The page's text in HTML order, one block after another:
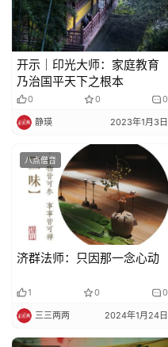
开示｜印光大师：家庭教育
乃治国平天下之根本
0 0 0
静瑛 2023年1月3日
八点僧音
济群法师：只因那一念心动
1 0 0
三三两两 2024年1月24日